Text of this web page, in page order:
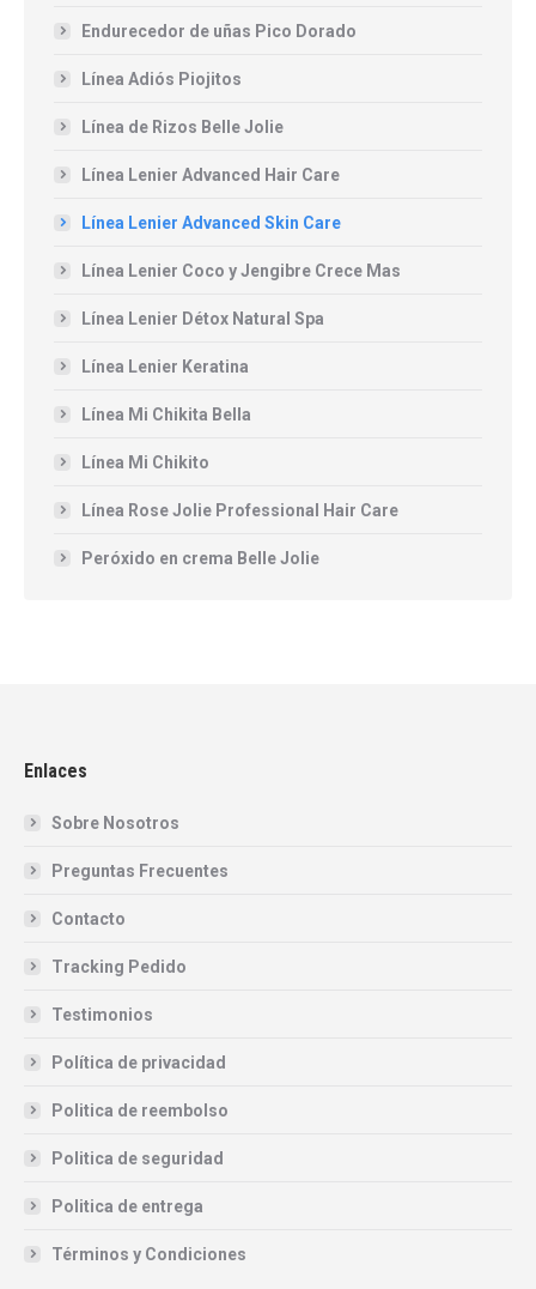
Endurecedor de uñas Pico Dorado
Línea Adiós Piojitos
Línea de Rizos Belle Jolie
Línea Lenier Advanced Hair Care
Línea Lenier Advanced Skin Care
Línea Lenier Coco y Jengibre Crece Mas
Línea Lenier Détox Natural Spa
Línea Lenier Keratina
Línea Mi Chikita Bella
Línea Mi Chikito
Línea Rose Jolie Professional Hair Care
Peróxido en crema Belle Jolie
Enlaces
Sobre Nosotros
Preguntas Frecuentes
Contacto
Tracking Pedido
Testimonios
Política de privacidad
Politica de reembolso
Politica de seguridad
Politica de entrega
Términos y Condiciones